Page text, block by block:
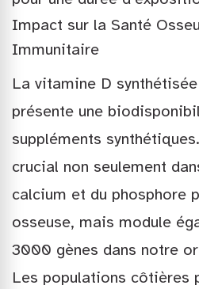
Impact sur la Santé
Immunitaire
La vitamine D
présente une
suppléments
crucial non seulement
calcium et du phosphore
osseuse, mais module
3000 gènes dans notre
Les populations côtières